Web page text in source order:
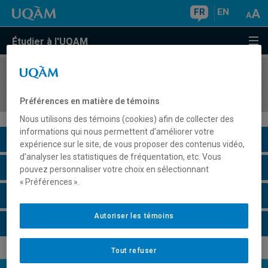
FR EN
Étudier à l'UQAM
COURS//
Description du cours
Horaire - Été 2026
Préférences en matière de témoins
Nous utilisons des témoins (cookies) afin de collecter des
informations qui nous permettent d’améliorer votre
expérience sur le site, de vous proposer des contenus vidéo,
d’analyser les statistiques de fréquentation, etc. Vous
pouvez personnaliser votre choix en sélectionnant
« Préférences ».
Tout refuser
Autoriser les témoins